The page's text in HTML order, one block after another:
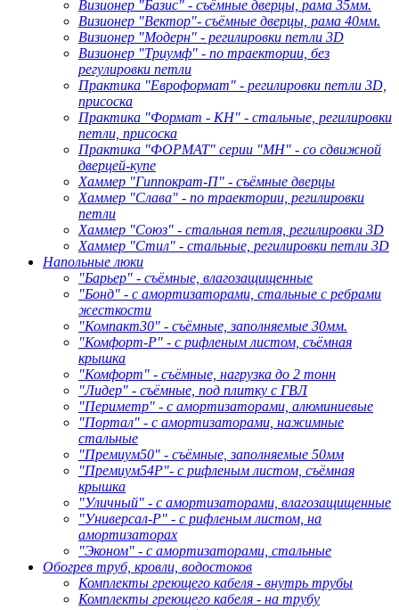
Визионер "Базис" - съёмные дверцы, рама 35мм.
Визионер "Вектор"- съёмные дверцы, рама 40мм.
Визионер "Модерн" - регилировки петли 3D
Визионер "Триумф" - по траектории, без
регулировки петли
Практика "Евроформат" - регилировки петли 3D,
присоска
Практика "Формат - КН" - стальные, регилировки
петли, присоска
Практика "ФОРМАТ" серии "МН" - со сдвижной
дверцей-купе
Хаммер "Гиппократ-П" - съёмные дверцы
Хаммер "Слава" - по траектории, регилировки
петли
Хаммер "Союз" - стальная петля, регилировки 3D
Хаммер "Стил" - стальные, регилировки петли 3D
Напольные люки
"Барьер" - съёмные, влагозащищенные
"Бонд" - с амортизаторами, стальные с ребрами
жесткости
"Компакт30" - съёмные, заполняемые 30мм.
"Комфорт-Р" - с рифленым листом, съёмная
крышка
"Комфорт" - съёмные, нагрузка до 2 тонн
"Лидер" - съёмные, под плитку с ГВЛ
"Периметр" - с амортизаторами, алюминиевые
"Портал" - с амортизаторами, нажимные
стальные
"Премиум50" - съёмные, заполняемые 50мм
"Премиум54Р"- с рифленым листом, съёмная
крышка
"Уличный" - с амортизаторами, влагозащищенные
"Универсал-Р" - с рифленым листом, на
амортизаторах
"Эконом" - с амортизаторами, стальные
Обогрев труб, кровли, водостоков
Комплекты греющего кабеля - внутрь трубы
Комплекты греющего кабеля - на трубу